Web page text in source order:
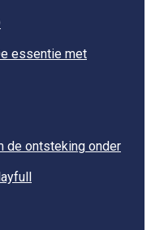
essentie met
de ontsteking onder